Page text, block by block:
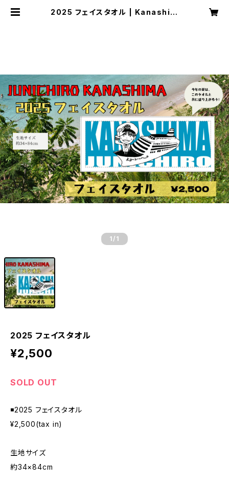
2025 フェイスタオル | Kanashim
1 /1
2025 フェイスタオル
¥2,500
SOLD OUT
◾️2025 フェイスタオル
¥2,500(tax in)
生地サイズ
約34×84cm